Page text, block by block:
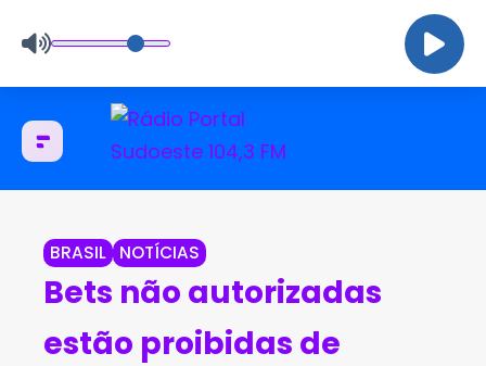
BRASIL NOTÍCIAS
Bets não autorizadas
estão proibidas de